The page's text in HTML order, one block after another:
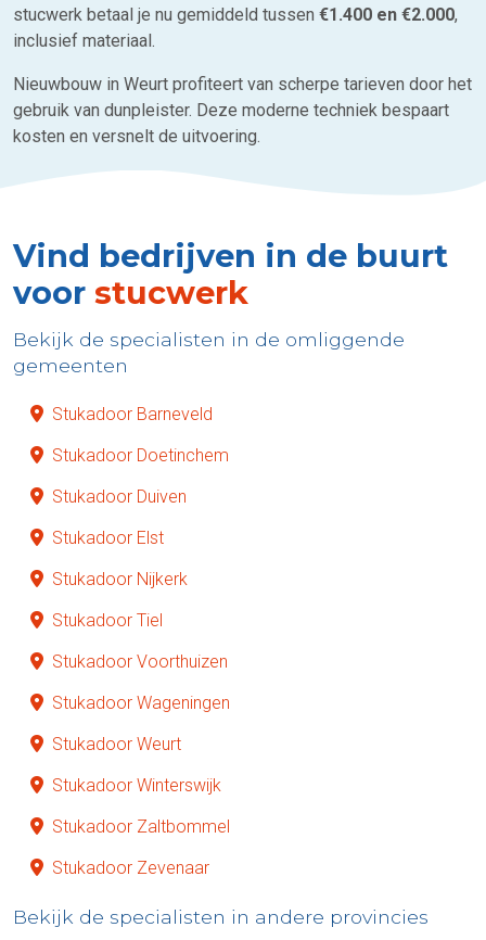
stucwerk betaal je nu gemiddeld tussen €1.400 en €2.000,
inclusief materiaal.
Nieuwbouw in Weurt profiteert van scherpe tarieven door het
gebruik van dunpleister. Deze moderne techniek bespaart
kosten en versnelt de uitvoering.
Vind bedrijven in de buurt
voor stucwerk
Bekijk de specialisten in de omliggende
gemeenten
Stukadoor Barneveld
Stukadoor Doetinchem
Stukadoor Duiven
Stukadoor Elst
Stukadoor Nijkerk
Stukadoor Tiel
Stukadoor Voorthuizen
Stukadoor Wageningen
Stukadoor Weurt
Stukadoor Winterswijk
Stukadoor Zaltbommel
Stukadoor Zevenaar
Bekijk de specialisten in andere provincies